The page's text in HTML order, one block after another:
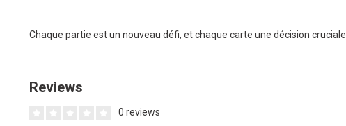
Chaque partie est un nouveau défi, et chaque carte une décision cruciale.
Reviews
0 reviews